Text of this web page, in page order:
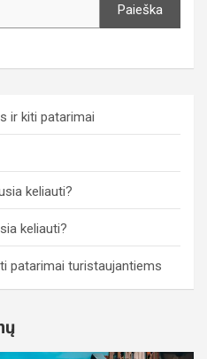
Paieška
ir kiti patarimai
keliauti?
keliauti?
patarimai turistaujantiems